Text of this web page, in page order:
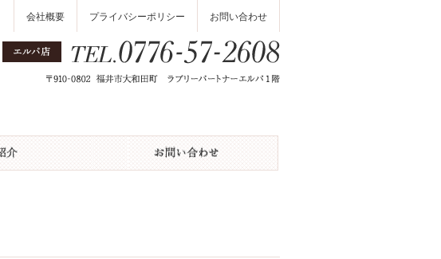
会社概要 プライバシーポリシー お問い合わせ